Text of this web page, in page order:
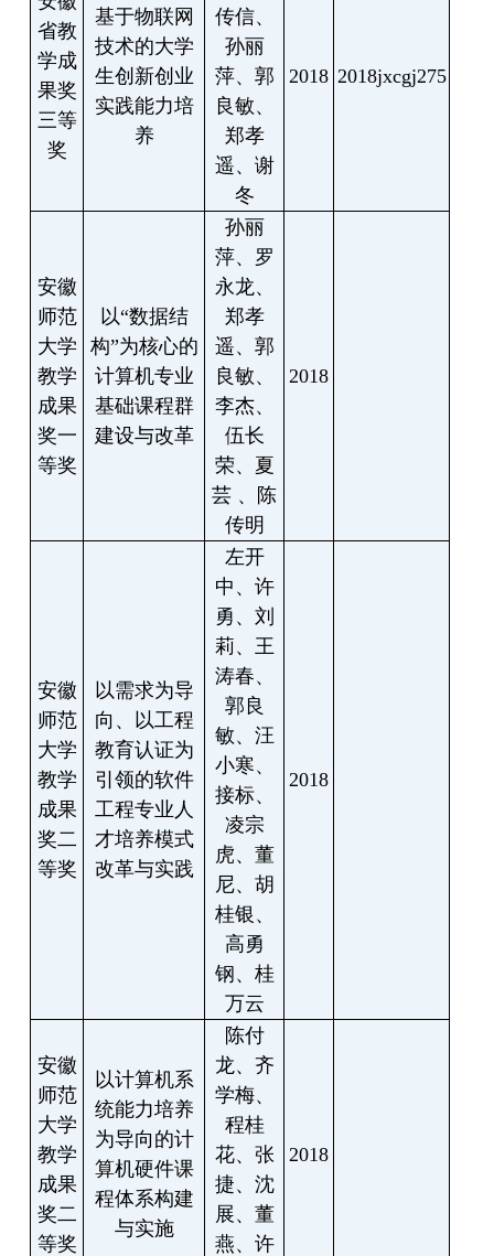
省教
学成
果奖
三等
奖
基于物联网
技术的大学
生创新创业
实践能力培
养
传信、
孙丽
萍、郭
良敏、
郑孝
遥、谢
冬
2018 2018jxcgj275
安徽
师范
大学
教学
成果
奖一
等奖
以“数据结
构”为核心的
计算机专业
基础课程群
建设与改革
孙丽
萍、罗
永龙、
郑孝
遥、郭
良敏、
李杰、
伍长
荣、夏
芸 、陈
传明
2018
安徽
师范
大学
教学
成果
奖二
等奖
以需求为导
向、以工程
教育认证为
引领的软件
工程专业人
才培养模式
改革与实践
左开
中、许
勇、刘
莉、王
涛春、
郭良
敏、汪
小寒、
接标、
凌宗
虎、董
尼、胡
桂银、
高勇
钢、桂
万云
2018
安徽
师范
大学
教学
成果
奖二
等奖
以计算机系
统能力培养
为导向的计
算机硬件课
程体系构建
与实施
陈付
龙、齐
学梅、
程桂
花、张
捷、沈
展、董
燕、许
2018